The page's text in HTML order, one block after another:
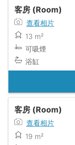
客房 (Room)
查看相片
13 m²
可吸煙
浴缸
客房 (Room)
查看相片
19 m²